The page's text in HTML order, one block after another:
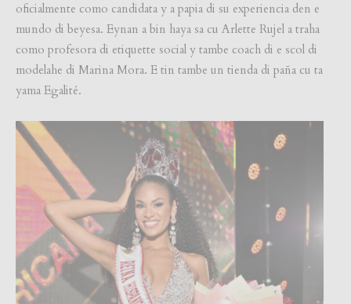
oficialmente como candidata y a papia di su experiencia den e
mundo di beyesa. Eynan a bin haya sa cu Arlette Rujel a traha
como profesora di etiquette social y tambe coach di e scol di
modelahe di Marina Mora. E tin tambe un tienda di paña cu ta
yama Egalité.